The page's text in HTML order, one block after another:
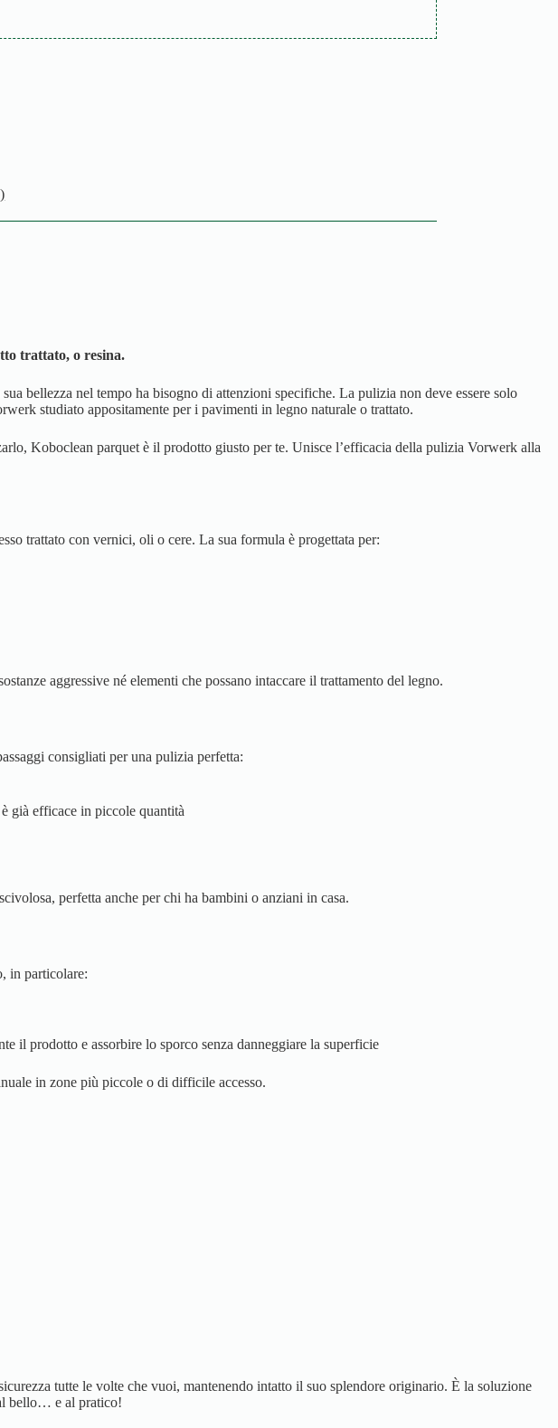
trattato, o resina.
bellezza nel tempo ha bisogno di attenzioni specifiche. La pulizia non deve essere solo
studiato appositamente per i pavimenti in legno naturale o trattato.
Koboclean parquet è il prodotto giusto per te. Unisce l’efficacia della pulizia Vorwerk alla
trattato con vernici, oli o cere. La sua formula è progettata per:
aggressive né elementi che possano intaccare il trattamento del legno.
consigliati per una pulizia perfetta:
già efficace in piccole quantità
perfetta anche per chi ha bambini o anziani in casa.
in particolare:
il prodotto e assorbire lo sporco senza danneggiare la superficie
in zone più piccole o di difficile accesso.
tutte le volte che vuoi, mantenendo intatto il suo splendore originario. È la soluzione
bello… e al pratico!